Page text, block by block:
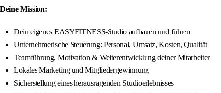
Deine Mission:
Dein eigenes EASYFITNESS-Studio aufbauen und führen
Unternehmerische Steuerung: Personal, Umsatz, Kosten, Qualität
Teamführung, Motivation & Weiterentwicklung deiner Mitarbeiter
Lokales Marketing und Mitgliedergewinnung
Sicherstellung eines herausragenden Studioerlebnisses